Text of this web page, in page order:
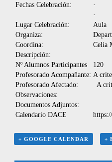
Fechas Celebración:
·
·
Lugar Celebración:
Aula
Organiza:
Coordina:
Celia
Descripción:
Nº Alumnos Participantes
120
Profesorado Acompañante: A
Profesorado Afectado:
A
Observaciones:
Documentos Adjuntos:
Calendario DACE
+ GOOGLE CALENDAR +